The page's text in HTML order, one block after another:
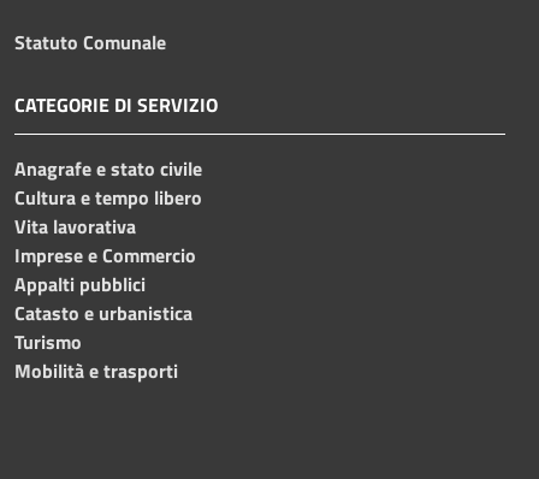
Statuto Comunale
CATEGORIE DI SERVIZIO
Anagrafe e stato civile
Cultura e tempo libero
Vita lavorativa
Imprese e Commercio
Appalti pubblici
Catasto e urbanistica
Turismo
Mobilità e trasporti